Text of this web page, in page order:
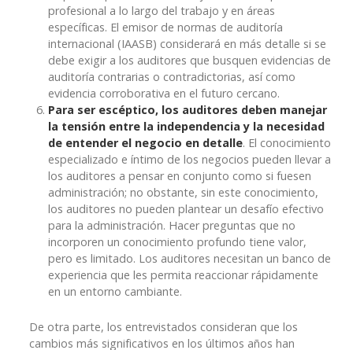
profesional a lo largo del trabajo y en áreas
específicas. El emisor de normas de auditoría
internacional (IAASB) considerará en más detalle si se
debe exigir a los auditores que busquen evidencias de
auditoría contrarias o contradictorias, así como
evidencia corroborativa en el futuro cercano.
Para ser escéptico, los auditores deben manejar
la tensión entre la independencia y la necesidad
de entender el negocio en detalle. El conocimiento
especializado e íntimo de los negocios pueden llevar a
los auditores a pensar en conjunto como si fuesen
administración; no obstante, sin este conocimiento,
los auditores no pueden plantear un desafío efectivo
para la administración. Hacer preguntas que no
incorporen un conocimiento profundo tiene valor,
pero es limitado. Los auditores necesitan un banco de
experiencia que les permita reaccionar rápidamente
en un entorno cambiante.
De otra parte, los entrevistados consideran que los
cambios más significativos en los últimos años han